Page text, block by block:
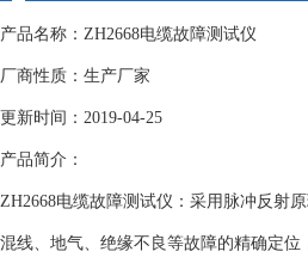
产品名称：ZH2668电缆故障测试仪
厂商性质：生产厂家
更新时间：2019-04-25
产品简介：
ZH2668电缆故障测试仪：采用脉冲反射
混线、地气、绝缘不良等故障的精确定